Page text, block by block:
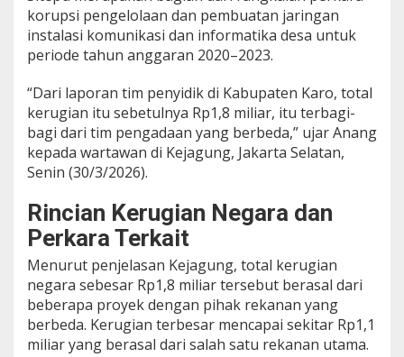
g
g
a
n
d
a
n
B
i
a
y
L
e
b
i
h
D
a
r
i
korupsi pengelolaan dan pembuatan jaringan
instalasi komunikasi dan informatika desa untuk
periode tahun anggaran 2020–2023.
“Dari laporan tim penyidik di Kabupaten Karo, total
kerugian itu sebetulnya Rp1,8 miliar, itu terbagi-
bagi dari tim pengadaan yang berbeda,” ujar Anang
kepada wartawan di Kejagung, Jakarta Selatan,
Senin (30/3/2026).
Rincian Kerugian Negara dan
Perkara Terkait
Menurut penjelasan Kejagung, total kerugian
negara sebesar Rp1,8 miliar tersebut berasal dari
beberapa proyek dengan pihak rekanan yang
berbeda. Kerugian terbesar mencapai sekitar Rp1,1
miliar yang berasal dari salah satu rekanan utama.